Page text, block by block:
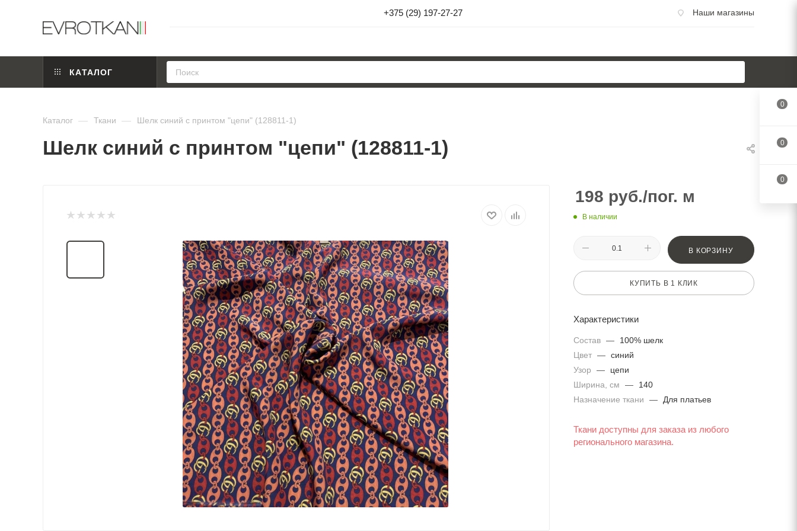
+375 (29) 197-27-27 Наши магазины
КАТАЛОГ
Каталог — Ткани — Шелк синий с принтом "цепи" (128811-1)
Шелк синий с принтом "цепи" (128811-1)
198 руб./пог. м
В наличии
В КОРЗИНУ
КУПИТЬ В 1 КЛИК
Характеристики
Состав —
100% шелк
Цвет — синий
Узор
—
цепи
Ширина, см
—
140
Назначение ткани
— Для платьев
Ткани доступны для заказа из любого
регионального магазина.
0
0
0